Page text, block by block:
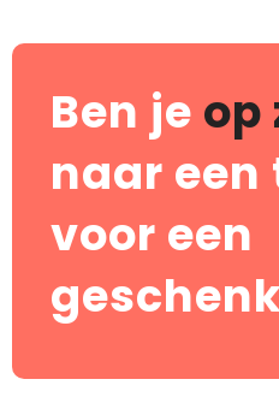
Ben je op
naar een
voor een